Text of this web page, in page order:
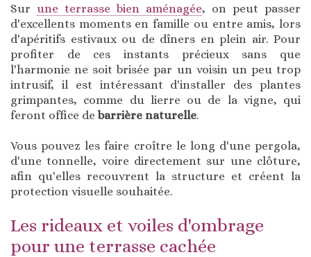
Sur une terrasse bien aménagée, on peut passer
d'excellents moments en famille ou entre amis, lors
d'apéritifs estivaux ou de dîners en plein air. Pour
profiter de ces instants précieux sans que
l'harmonie ne soit brisée par un voisin un peu trop
intrusif, il est intéressant d'installer des plantes
grimpantes, comme du lierre ou de la vigne, qui
feront office debarrière naturelle.
Vous pouvez les faire croître le long d'une pergola,
d'une tonnelle, voire directement sur une clôture,
afin qu'elles recouvrent la structure et créent la
protection visuelle souhaitée.
Les rideaux et voiles d'ombrage
pour une terrasse cachée